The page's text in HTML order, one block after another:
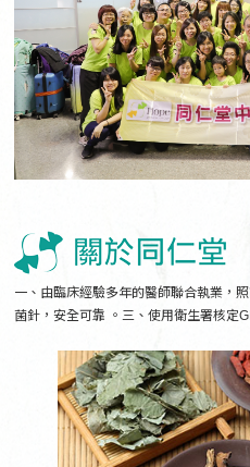
一、由臨床經驗多年的醫師聯合執業，
菌針，安全可靠 。三、使用衛生署核定